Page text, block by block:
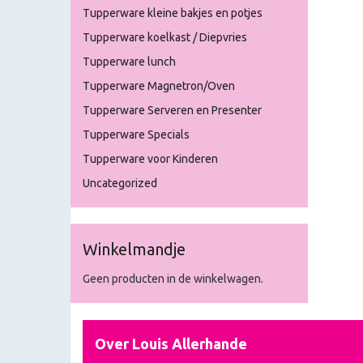
Tupperware kleine bakjes en potjes
Tupperware koelkast / Diepvries
Tupperware lunch
Tupperware Magnetron/Oven
Tupperware Serveren en Presenter
Tupperware Specials
Tupperware voor Kinderen
Uncategorized
Winkelmandje
Geen producten in de winkelwagen.
Over Louis Allerhande